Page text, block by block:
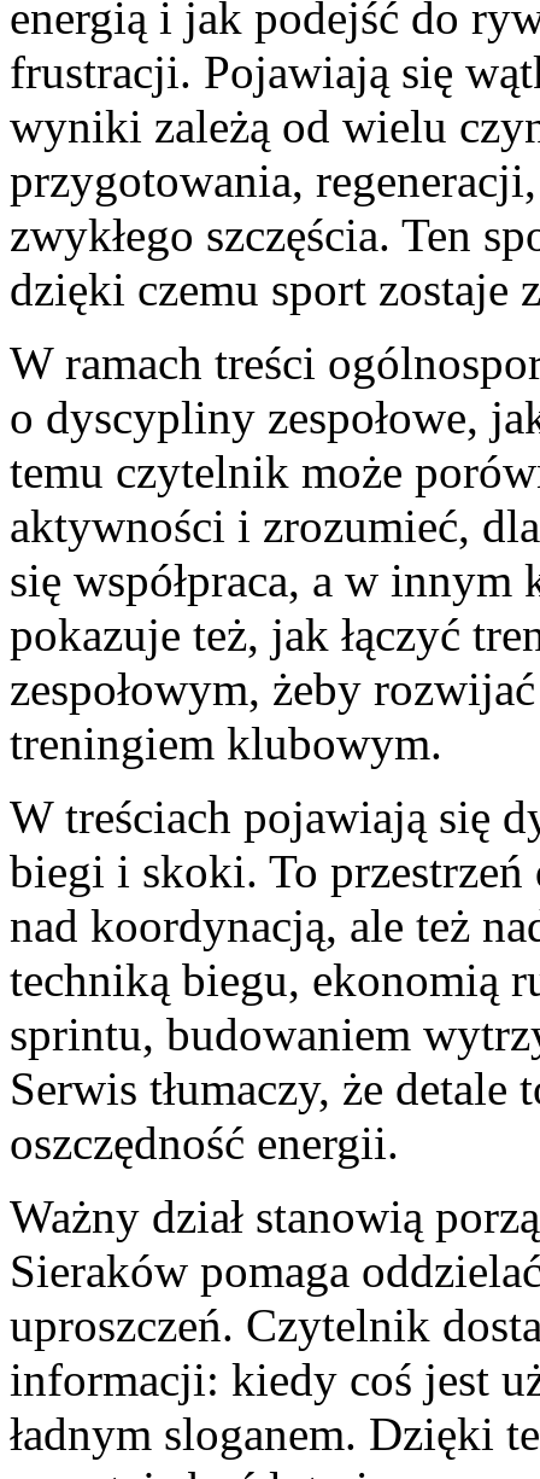
energią i jak podejść do
frustracji. Pojawiają się
wyniki zależą od wielu
przygotowania,
zwykłego szczęścia. Ten
dzięki czemu sport zostaje
W ramach treści
o dyscypliny zespołowe,
temu czytelnik może
aktywności i zrozumieć,
się współpraca, a w
pokazuje też, jak łączyć
zespołowym, żeby
treningiem klubowym.
W treściach pojawiają się
biegi i skoki. To przestrzeń
nad koordynacją, ale też
techniką biegu, ekonomią
sprintu, budowaniem
Serwis tłumaczy, że
oszczędność energii.
Ważny dział stanowią
Sieraków pomaga
uproszczeń. Czytelnik
informacji: kiedy coś jest
ładnym sloganem. Dzięki